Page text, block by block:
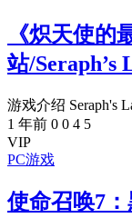
《炽天使的
站/Seraph’s
游戏介绍 Seraph's
1 年前 0 0 4 5
VIP
PC游戏
使命召唤7